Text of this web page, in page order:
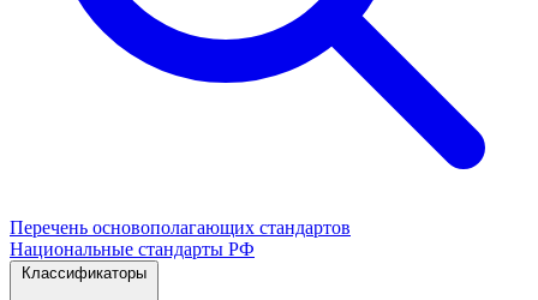
Перечень основополагающих стандартов
Национальные стандарты РФ
Классификаторы